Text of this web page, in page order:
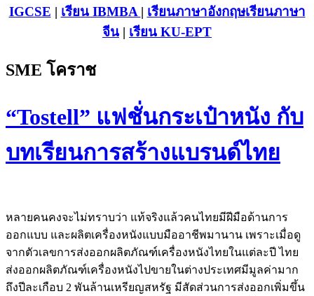
IGCSE | เรียน IBMBA | เรียนภาษาอังกฤษเรียนภาษา
จีน | เรียน KU-EPT
SME โคราช
“Tostell” แฟชั่นกระเป๋าหนัง กับ
บทเรียนการสร้างแบรนด์ไทย
หลายคนคงจะไม่ทราบว่า แท้จริงแล้วคนไทยมีฝีมือด้านการ
ออกแบบ และผลิตเครื่องหนังแบบมืออาชีพมานาน เพราะเมื่อดู
จากตัวเลขการส่งออกผลิตภัณฑ์เครื่องหนังไทยในแต่ละปี ไทย
ส่งออกผลิตภัณฑ์เครื่องหนังไปขายในต่างประเทศมีมูลค่ามาก
ถึงปีละเกือบ 2 พันล้านเหรียญสหรัฐ มีสัดส่วนการส่งออกเพิ่มขึ้น